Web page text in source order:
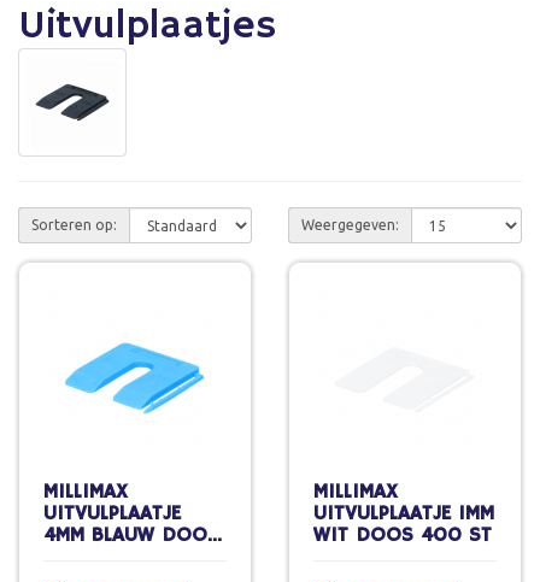
Uitvulplaatjes
Sorteren op: Weergegeven:
MILLIMAX
UITVULPLAATJE
4MM BLAUW DOOS
MILLIMAX
UITVULPLAATJE 1MM
WIT DOOS 400 ST